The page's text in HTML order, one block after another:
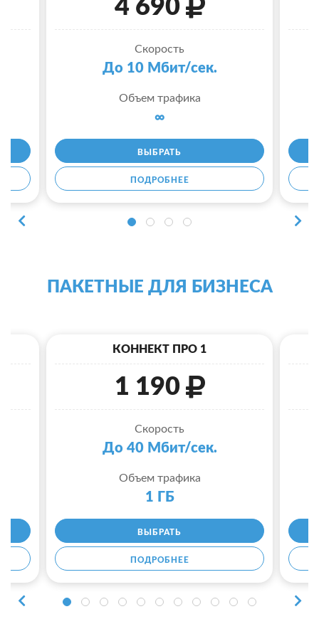
4 690
Скорость
До 10 Мбит/сек.
Объем трафика
∞
ВЫБРАТЬ
ПОДРОБНЕЕ
ПАКЕТНЫЕ ДЛЯ БИЗНЕСА
КОННЕКТ ПРО 1
1 190
Скорость
До 40 Мбит/сек.
Объем трафика
1 ГБ
ВЫБРАТЬ
ПОДРОБНЕЕ